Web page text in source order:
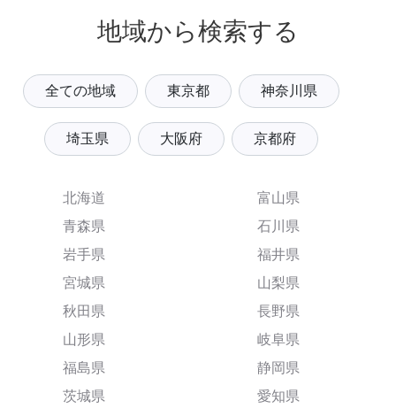
地域から検索する
全ての地域 東京都 神奈川県
埼玉県 大阪府 京都府
北海道
青森県
岩手県
宮城県
秋田県
山形県
福島県
茨城県
富山県
石川県
福井県
山梨県
長野県
岐阜県
静岡県
愛知県